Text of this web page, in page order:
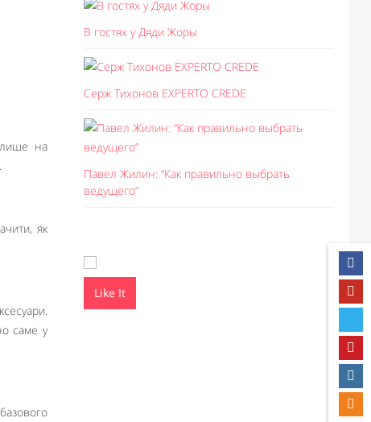
лише на
як
саме у
В гостях у Дяди Жоры
Серж Тихонов EXPERTO CREDE
Павел Жилин: “Как правильно выбрать
ведущего”
Like It Like